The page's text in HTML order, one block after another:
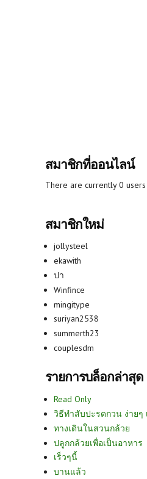
สมาชิกที่ออนไลน์
There are currently 0
สมาชิกใหม่
jollysteel
ekawith
ปา
Winfince
mingitype
suriyan2538
summerth23
couplesdm
รายการบล็อกล่าสุด
Read Only
วิธีทำสับปะรดกวน ง่ายๆ
ทางเดินในสวนกล้วย
ปลูกกล้วยเพื่อเป็นอาหาร
เร็วๆนี้
บานแล้ว